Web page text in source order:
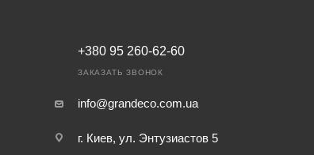
+380 95 260-62-60
ЗАКАЗАТЬ ЗВОНОК
info@grandeco.com.ua
г. Киев, ул. Энтузиастов 5